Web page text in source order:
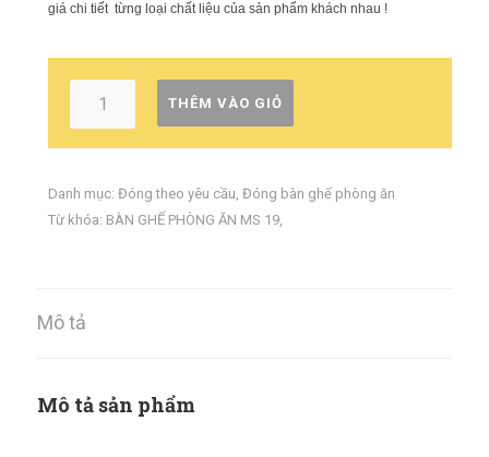
giá chi tiết từng loại chất liệu của sản phẩm khách nhau !
THÊM VÀO GIỎ
Danh mục: Đóng theo yêu cầu, Đóng bàn ghế phòng ăn
Từ khóa: BÀN GHẾ PHÒNG ĂN MS 19,
Mô tả
Mô tả sản phẩm